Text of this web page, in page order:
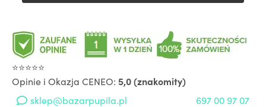
⭐⭐⭐⭐⭐
Opinie i Okazja CENEO: 5,0 (znakomity)
sklep@bazarpupila.pl
697 00 97 07